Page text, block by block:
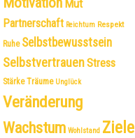
Mut
Partnerschaft Reichtum Respekt
Ruhe Selbstbewusstsein
SelbstvertrauenStress
Stärke Träume Unglück
Veränderung
Wachstum Wohlstand Ziele